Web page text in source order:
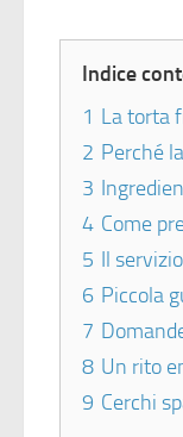
Indice
1 La torta
2 Perché
3
4 Come
5 Il
6 Piccola
7
8 Un rito
9 Cerchi